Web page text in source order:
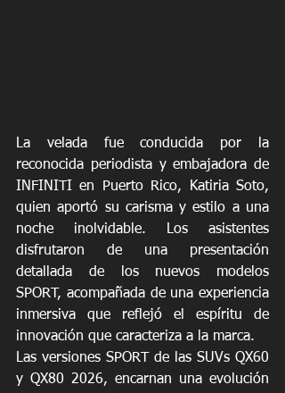
La velada fue conducida por la
reconocida periodista y embajadora de
INFINITI en Puerto Rico, Katiria Soto,
quien aportó su carisma y estilo a una
noche inolvidable. Los asistentes
disfrutaron de una presentación
detallada de los nuevos modelos
SPORT, acompañada de una experiencia
inmersiva que reflejó el espíritu de
innovación que caracteriza a la marca.
Las versiones SPORT de las SUVs QX60
y QX80 2026, encarnan una evolución